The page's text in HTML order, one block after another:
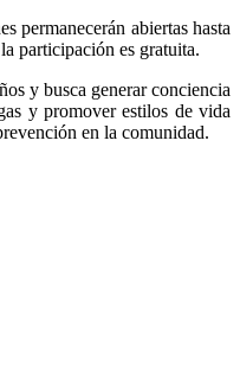
permanecerán abiertas hasta
participación es gratuita.
y busca generar conciencia
y promover estilos de vida
en la comunidad.